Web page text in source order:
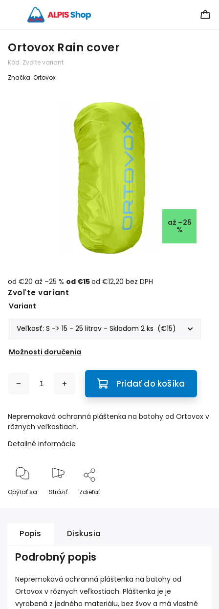
Ortovox Rain cover
Kód: Zvoľte variant
Značka: Ortovox
až –25
%
od €20 až –25 % od €15od €12,20 bez DPH
Zvoľte variant
Variant
Možnosti doručenia
Pridať do košíka
Nepremokavá ochranná pláštenka na batohy od Ortovox v
rôznych veľkostiach.
Detailné informácie
Opýtať sa Strážiť Zdieľať
Popis Diskusia
Podrobný popis
Nepremokavá ochranná pláštenka na batohy od
Ortovox v rôznych veľkostiach. Pláštenka je je
vyrobená z jedného materiálu, bez švov a má vlastné